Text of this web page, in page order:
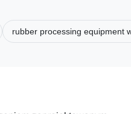
rubber processing equipment